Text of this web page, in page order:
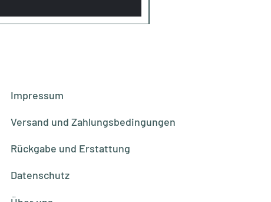
Impressum
Versand und Zahlungsbedingungen
Rückgabe und Erstattung
Datenschutz